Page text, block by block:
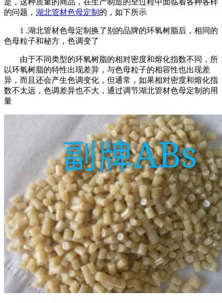
是，这种质量的商品，在生产制造的全过程中面临着各种各样
的问题， 湖北管材色母定制 的，如下所示
1 .湖北管材色母定制换了别的品牌的环氧树脂后，相同的
色母粒子和秘方，色调变了
由于不同类型的环氧树脂的相对密度和熔化指数不同，所
以环氧树脂的特性出现差异，与色母粒子的相容性也出现差
异，而且还会产生色调变化，但通常，如果相对密度和熔化指
数不太远，色调差异也不大，通过调节湖北管材色母定制的用
量